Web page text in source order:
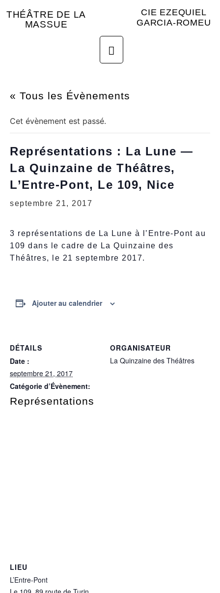
THÉÂTRE DE LA
MASSUE
CIE EZEQUIEL
GARCIA-ROMEU
« Tous les Évènements
Cet évènement est passé.
Représentations : La Lune —
La Quinzaine de Théâtres,
L’Entre-Pont, Le 109, Nice
septembre 21, 2017
3 représentations de La Lune à l’Entre-Pont au
109 dans le cadre de La Quinzaine des
Théâtres, le 21 septembre 2017.
Ajouter au calendrier
DÉTAILS
Date :
septembre 21, 2017
Catégorie d’Évènement:
Représentations
ORGANISATEUR
La Quinzaine des Théâtres
LIEU
L’Entre-Pont